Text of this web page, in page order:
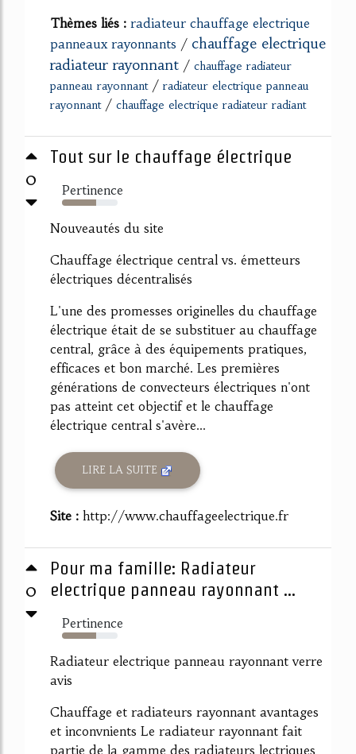
Thèmes liés : radiateur chauffage electrique
panneaux rayonnants / chauffage electrique
radiateur rayonnant / chauffage radiateur
panneau rayonnant/ radiateur electrique panneau
rayonnant/ chauffage electrique radiateur radiant
0
Tout sur le chauffage électrique
Pertinence
62%
Nouveautés du site
Chauffage électrique central vs. émetteurs
électriques décentralisés
L'une des promesses originelles du chauffage
électrique était de se substituer au chauffage
central, grâce à des équipements pratiques,
efficaces et bon marché. Les premières
générations de convecteurs électriques n'ont
pas atteint cet objectif et le chauffage
électrique central s'avère...
LIRE LA SUITE
Site : http://www.chauffageelectrique.fr
0
Pour ma famille: Radiateur
electrique panneau rayonnant ...
Pertinence
61%
Radiateur electrique panneau rayonnant verre
avis
Chauffage et radiateurs rayonnant avantages
et inconvnients Le radiateur rayonnant fait
partie de la gamme des radiateurs lectriques